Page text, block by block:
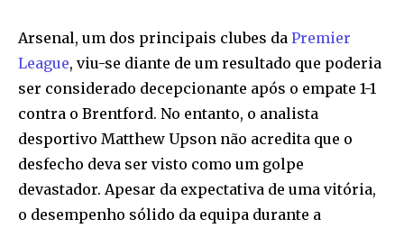
Arsenal, um dos principais clubes da Premier
League, viu-se diante de um resultado que poderia
ser considerado decepcionante após o empate 1-1
contra o Brentford. No entanto, o analista
desportivo Matthew Upson não acredita que o
desfecho deva ser visto como um golpe
devastador. Apesar da expectativa de uma vitória,
o desempenho sólido da equipa durante a